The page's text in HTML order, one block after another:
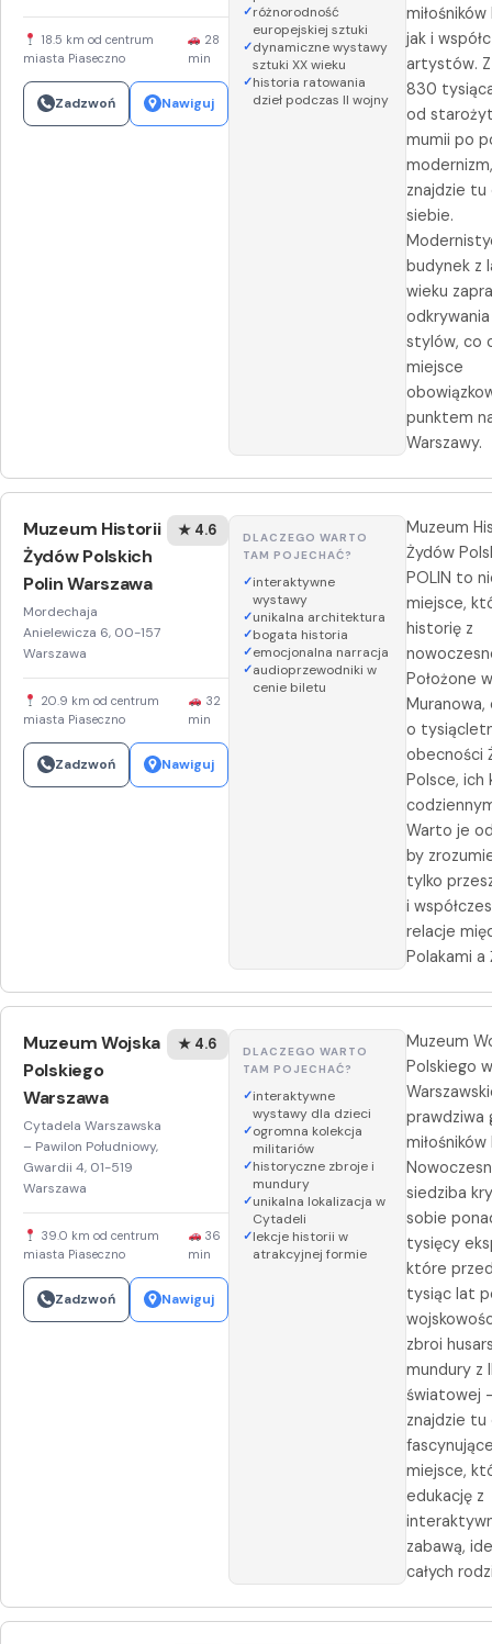
18.5 km od centrum
miasta Piaseczno
28
min
Zadzwoń Nawiguj
różnorodność
europejskiej sztuki
dynamiczne wystawy
sztuki XX wieku
historia ratowania
dzieł podczas II wojny
jak i
artystów.
830
od
mumii po
znajdzie tu
siebie.
budynek z
wieku
stylów, co
miejsce
punktem
Warszawy.
Muzeum Historii
Żydów Polskich
Polin Warszawa
Mordechaja
Anielewicza 6, 00-157
Warszawa
★ 4.6
20.9 km od centrum
miasta Piaseczno
32
min
Zadzwoń Nawiguj
DLACZEGO WARTO
TAM POJECHAĆ?
interaktywne
wystawy
unikalna architektura
bogata historia
emocjonalna narracja
audioprzewodniki w
cenie biletu
Muzeum
Żydów
POLIN to
miejsce,
historię z
Położone
o
obecności
Polsce, ich
Warto je
by
tylko
i
relacje
Polakami a
Muzeum Wojska
Polskiego
Warszawa
Cytadela Warszawska
– Pawilon Południowy,
Gwardii 4, 01-519
Warszawa
★ 4.6
39.0 km od centrum
miasta Piaseczno
36
min
Zadzwoń Nawiguj
DLACZEGO WARTO
TAM POJECHAĆ?
interaktywne
wystawy dla dzieci
ogromna kolekcja
militariów
historyczne zbroje i
mundury
unikalna lokalizacja w
Cytadeli
lekcje historii w
atrakcyjnej formie
Muzeum
Polskiego
prawdziwa
siedziba
sobie
tysięcy
które
tysiąc lat
zbroi
mundury z
światowej
znajdzie tu
miejsce,
edukację z
zabawą,
całych